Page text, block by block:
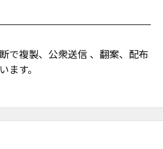
で複製、公衆送信 、翻案、配布
ます。